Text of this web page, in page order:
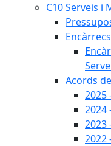
C10 Serveis i
Acords
2025
2024
2023
2022